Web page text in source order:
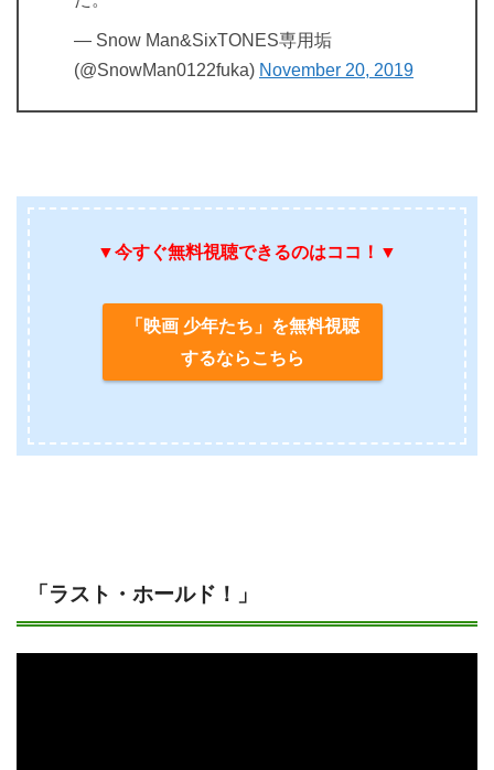
— Snow Man&SixTONES専用垢
(@SnowMan0122fuka) November 20, 2019
▼今すぐ無料視聴できるのはココ！▼
「映画 少年たち」を無料視聴
するならこちら
「ラスト・ホールド！」